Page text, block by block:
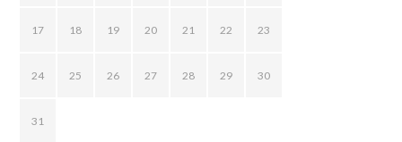
17 18 19 20 21 22 23
24 25 26 27 28 29 30
31